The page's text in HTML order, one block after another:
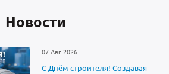
Новоcти
07 Авг 2026
С Днём строителя! Создавая